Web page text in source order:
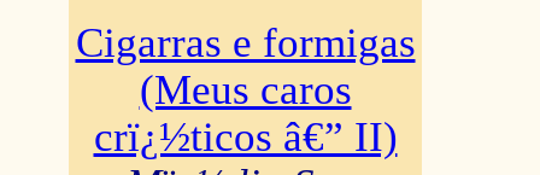
Cigarras e formigas
(Meus caros
crï¿½ticos â€” II)